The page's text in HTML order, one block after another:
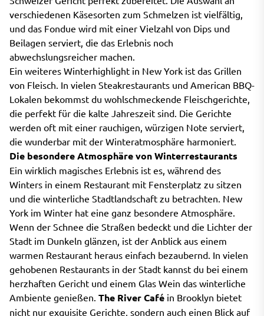
verschiedenen Käsesorten zum Schmelzen ist vielfältig,
und das Fondue wird mit einer Vielzahl von Dips und
Beilagen serviert, die das Erlebnis noch
abwechslungsreicher machen.
Ein weiteres Winterhighlight in New York ist das Grillen
von Fleisch. In vielen Steakrestaurants und American BBQ-
Lokalen bekommst du wohlschmeckende Fleischgerichte,
die perfekt für die kalte Jahreszeit sind. Die Gerichte
werden oft mit einer rauchigen, würzigen Note serviert,
die wunderbar mit der Winteratmosphäre harmoniert.
Die besondere Atmosphäre von Winterrestaurants
Ein wirklich magisches Erlebnis ist es, während des
Winters in einem Restaurant mit Fensterplatz zu sitzen
und die winterliche Stadtlandschaft zu betrachten. New
York im Winter hat eine ganz besondere Atmosphäre.
Wenn der Schnee die Straßen bedeckt und die Lichter der
Stadt im Dunkeln glänzen, ist der Anblick aus einem
warmen Restaurant heraus einfach bezaubernd. In vielen
gehobenen Restaurants in der Stadt kannst du bei einem
herzhaften Gericht und einem Glas Wein das winterliche
Ambiente genießen. The River Café in Brooklyn bietet
nicht nur exquisite Gerichte, sondern auch einen Blick auf